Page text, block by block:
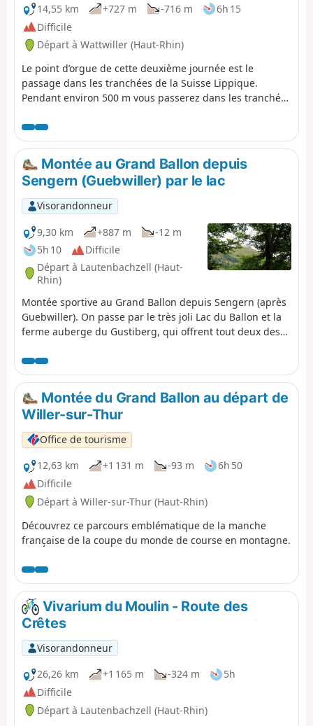
franco-allemand (entrée payante à l’historial).
14,55 km
+727 m -716 m
6h 15
Difficile
Départ à Wattwiller (Haut-Rhin)
Le point d’orgue de cette deuxième journée est le
passage dans les tranchées de la Suisse Lippique.
Pendant environ 500 m vous passerez dans les tranchées
forte pente. Au sommet, vous profiterez de magnifiques
panoramas sur les villages au pied de la montagne, la
plaine d’Alsace, la Forêt Noire et, lorsque le temps le
permet, sur les Alpes bernoises.
Montée au Grand Ballon depuis
Sengern (Guebwiller) par le lac
Visorandonneur
9,30 km
+887 m
-12 m
5h 10
Difficile
Départ à Lautenbachzell (Haut-
Rhin)
Montée sportive au Grand Ballon depuis Sengern (après
Guebwiller). On passe par le très joli Lac du Ballon et la
ferme auberge du Gustiberg, qui offrent tout deux des
Montée du Grand Ballon au départ de
Willer-sur-Thur
Office de tourisme
12,63 km
+1 131 m -93 m
6h 50
Difficile
Départ à Willer-sur-Thur (Haut-Rhin)
Découvrez ce parcours emblématique de la manche
française de la coupe du monde de course en montagne.
Vivarium du Moulin - Route des
Crêtes
Visorandonneur
26,26 km
+1 165 m -324 m
5h
Difficile
Départ à Lautenbachzell (Haut-Rhin)